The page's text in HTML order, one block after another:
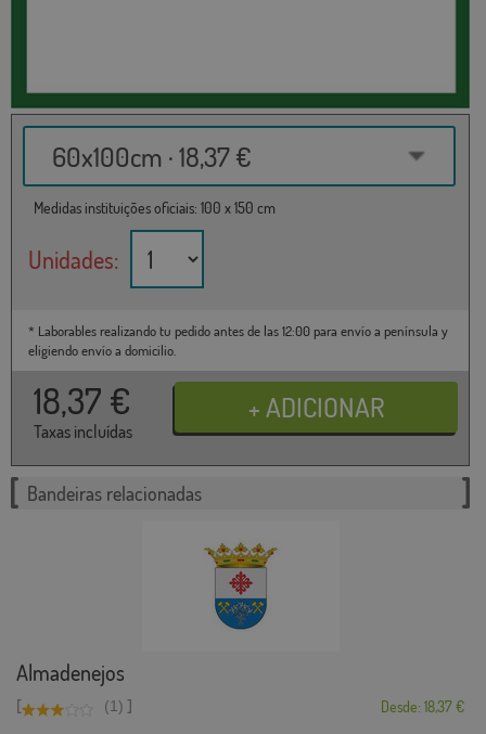
60x100cm · 18,37 €
Medidas instituições oficiais: 100 x 150 cm
Unidades:
* Laborables realizando tu pedido antes de las 12:00 para envío a península y
eligiendo envío a domicilio.
18,37 €
Taxas incluídas
Bandeiras relacionadas
Almadenejos
[ (1) ] Desde: 18,37 €